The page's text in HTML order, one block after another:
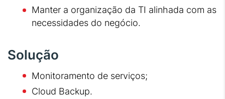
Manter a organização da TI alinhada com as
necessidades do negócio.
Solução
Monitoramento de serviços;
Cloud Backup.